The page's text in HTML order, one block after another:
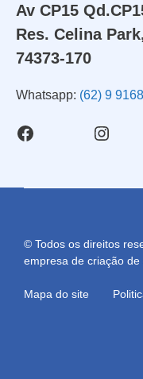
Av CP15
Res. Celina
74373-170
Whatsapp: (62) 9
Facebook
© Todos os direitos
empresa de criação de
Mapa do site